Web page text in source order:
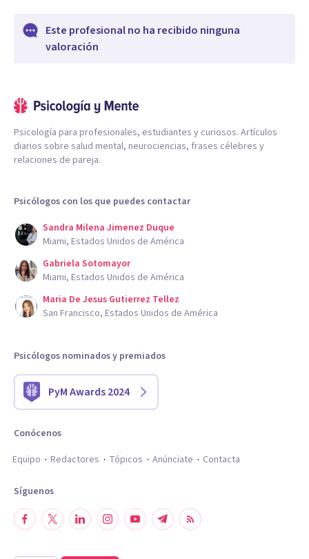
Este profesional no ha recibido ninguna
valoración
Psicología para profesionales, estudiantes y curiosos. Artículos
diarios sobre salud mental, neurociencias, frases célebres y
relaciones de pareja.
Psicólogos con los que puedes contactar
Sandra Milena Jimenez Duque
Miami, Estados Unidos de América
Gabriela Sotomayor
Miami, Estados Unidos de América
Maria De Jesus Gutierrez Tellez
San Francisco, Estados Unidos de América
Psicólogos nominados y premiados
PyM Awards 2024
Conócenos
Equipo
Redactores Tópicos Anúnciate Contacta
Síguenos